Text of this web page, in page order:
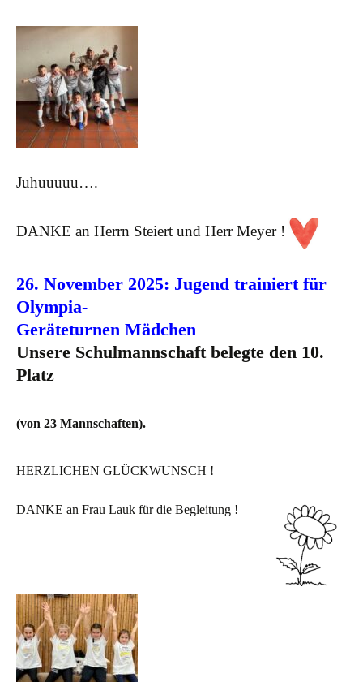
Juhuuuuu….
DANKE an Herrn Steiert und Herr Meyer !
26. November 2025: Jugend trainiert für
Olympia-
Geräteturnen Mädchen
Unsere Schulmannschaft belegte den 10.
Platz
(von 23 Mannschaften).
HERZLICHEN GLÜCKWUNSCH !
DANKE an Frau Lauk für die Begleitung !